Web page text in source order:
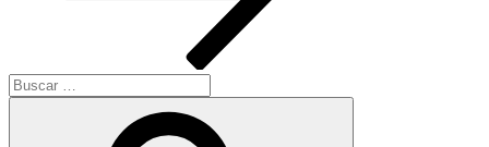
Buscar
por: